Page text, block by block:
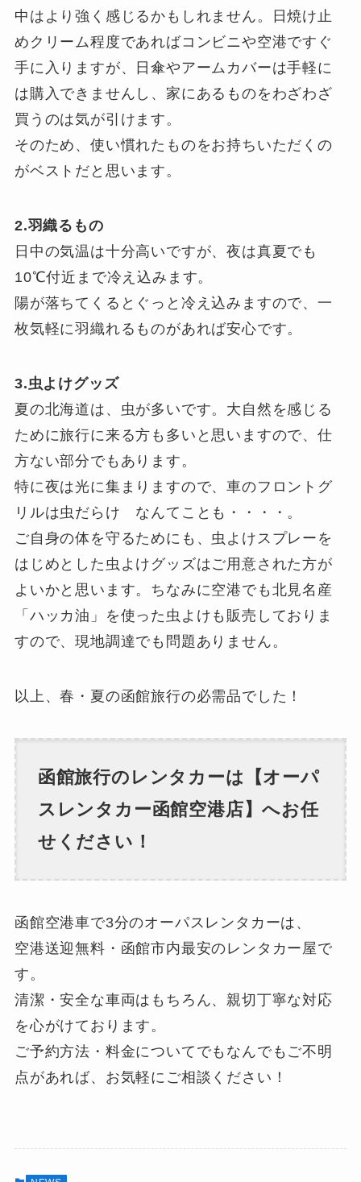
中はより強く感じるかもしれません。日焼け止
めクリーム程度であればコンビニや空港ですぐ
手に入りますが、日傘やアームカバーは手軽に
は購入できませんし、家にあるものをわざわざ
買うのは気が引けます。
そのため、使い慣れたものをお持ちいただくの
がベストだと思います。
2.羽織るもの
日中の気温は十分高いですが、夜は真夏でも
10℃付近まで冷え込みます。
陽が落ちてくるとぐっと冷え込みますので、一
枚気軽に羽織れるものがあれば安心です。
3.虫よけグッズ
夏の北海道は、虫が多いです。大自然を感じる
ために旅行に来る方も多いと思いますので、仕
方ない部分でもあります。
特に夜は光に集まりますので、車のフロントグ
リルは虫だらけ なんてことも・・・・。
ご自身の体を守るためにも、虫よけスプレーを
はじめとした虫よけグッズはご用意された方が
よいかと思います。ちなみに空港でも北見名産
「ハッカ油」を使った虫よけも販売しておりま
すので、現地調達でも問題ありません。
以上、春・夏の函館旅行の必需品でした！
函館旅行のレンタカーは【オーパ
スレンタカー函館空港店】へお任
せください！
函館空港車で3分のオーパスレンタカーは、
空港送迎無料・函館市内最安のレンタカー屋で
す。
清潔・安全な車両はもちろん、親切丁寧な対応
を心がけております。
ご予約方法・料金についてでもなんでもご不明
点があれば、お気軽にご相談ください！